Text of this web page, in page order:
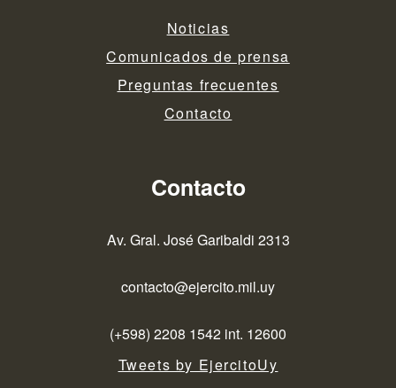
Noticias
Comunicados de prensa
Preguntas frecuentes
Contacto
Contacto
Av. Gral. José Garibaldi 2313
contacto@ejercito.mil.uy
(+598) 2208 1542 int. 12600
Tweets by EjercitoUy